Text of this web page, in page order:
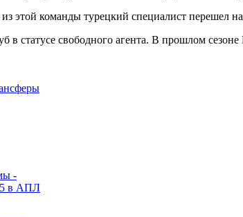
команды турецкий специалист перешел на
статусе свободного агента. В прошлом
-
в АПЛ